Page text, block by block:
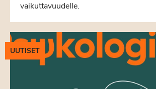
vaikuttavuudelle.
UUTISET